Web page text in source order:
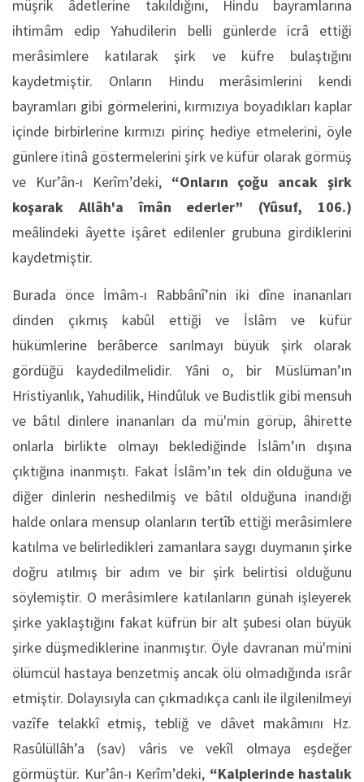
müşrik âdetlerine takıldığını, Hindu bayramlarına
ihtimâm edip Yahudilerin belli günlerde icrâ ettiği
merâsimlere katılarak şirk ve küfre bulaştığını
kaydetmiştir. Onların Hindu merâsimlerini kendi
bayramları gibi görmelerini, kırmızıya boyadıkları kaplar
içinde birbirlerine kırmızı pirinç hediye etmelerini, öyle
günlere itinâ göstermelerini şirk ve küfür olarak görmüş
ve Kur’ân-ı Kerîm’deki, “Onların çoğu ancak şirk
koşarak Allâh'a îmân ederler” (Yûsuf, 106.)
meâlindeki âyette işâret edilenler grubuna girdiklerini
kaydetmiştir.
Burada önce İmâm-ı Rabbânî’nin iki dîne inananları
dinden çıkmış kabûl ettiği ve İslâm ve küfür
hükümlerine berâberce sarılmayı büyük şirk olarak
gördüğü kaydedilmelidir. Yâni o, bir Müslüman’ın
Hristiyanlık, Yahudilik, Hindûluk ve Budistlik gibi mensuh
ve bâtıl dinlere inananları da mü'min görüp, âhirette
onlarla birlikte olmayı beklediğinde İslâm’ın dışına
çıktığına inanmıştı. Fakat İslâm’ın tek din olduğuna ve
diğer dinlerin neshedilmiş ve bâtıl olduğuna inandığı
halde onlara mensup olanların tertîb ettiği merâsimlere
katılma ve belirledikleri zamanlara saygı duymanın şirke
doğru atılmış bir adım ve bir şirk belirtisi olduğunu
söylemiştir. O merâsimlere katılanların günah işleyerek
şirke yaklaştığını fakat küfrün bir alt şubesi olan büyük
şirke düşmediklerine inanmıştır. Öyle davranan mü'mini
ölümcül hastaya benzetmiş ancak ölü olmadığında ısrâr
etmiştir. Dolayısıyla can çıkmadıkça canlı ile ilgilenilmeyi
vazîfe telakkî etmiş, tebliğ ve dâvet makâmını Hz.
Rasûlüllâh’a (sav) vâris ve vekîl olmaya eşdeğer
görmüştür. Kur’ân-ı Kerîm’deki, “Kalplerinde hastalık